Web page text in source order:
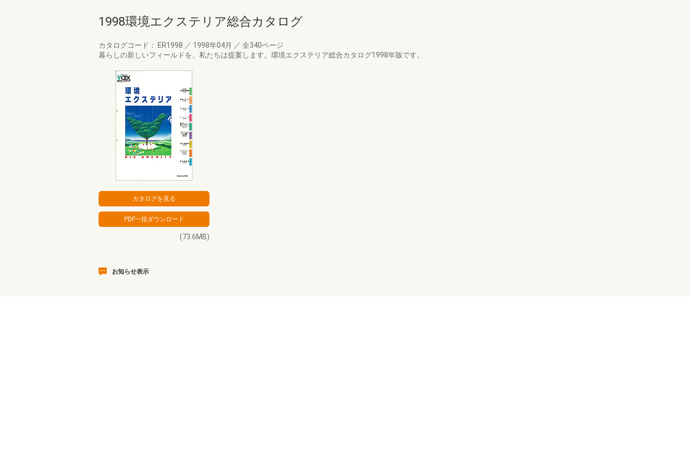
1998環境エクステリア総合カタログ
カタログコード： ER1998 ／ 1998年04月 ／ 全340ページ
暮らしの新しいフィールドを、私たちは提案します。環境エクステリア総合カタログ1998年版です。
(73.6MB)
お知らせ表示